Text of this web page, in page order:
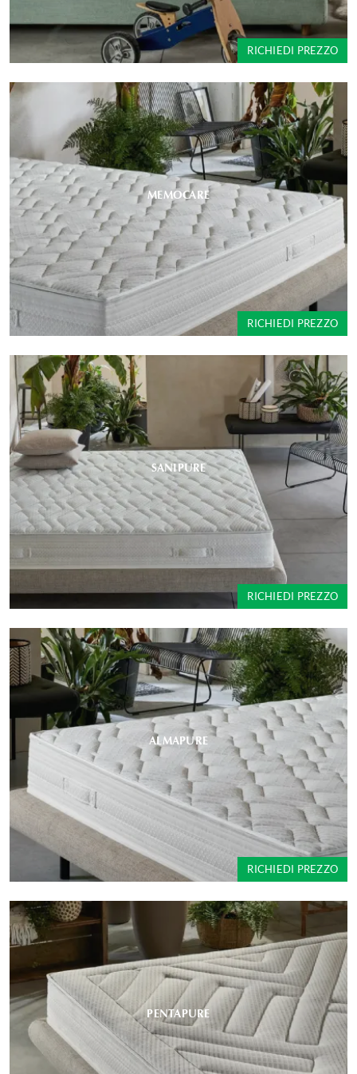
RICHIEDI PREZZO
MEMOCARE
RICHIEDI PREZZO
SANIPURE
RICHIEDI PREZZO
ALMAPURE
RICHIEDI PREZZO
PENTAPURE